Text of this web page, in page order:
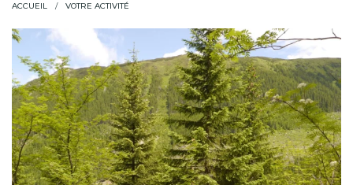
ACCUEIL VOTRE ACTIVITÉ